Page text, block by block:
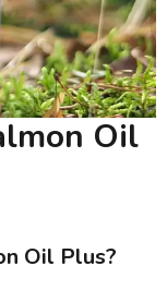
Oil
Oil Plus?